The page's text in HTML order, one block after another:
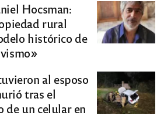
Hocsman:
rural
histórico de
al esposo
tras el
de un celular en